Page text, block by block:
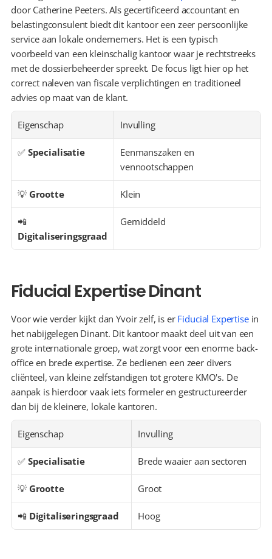
door Catherine Peeters. Als gecertificeerd accountant en
belastingconsulent biedt dit kantoor een zeer persoonlijke
service aan lokale ondernemers. Het is een typisch
voorbeeld van een kleinschalig kantoor waar je rechtstreeks
met de dossierbeheerder spreekt. De focus ligt hier op het
correct naleven van fiscale verplichtingen en traditioneel
advies op maat van de klant.
Eigenschap Invulling
✅ Specialisatie
Eenmanszaken en
vennootschappen
💡 Grootte Klein
Digitaliseringsgraad
Gemiddeld
Fiducial Expertise Dinant
Voor wie verder kijkt dan Yvoir zelf, is er Fiducial Expertise in
het nabijgelegen Dinant. Dit kantoor maakt deel uit van een
grote internationale groep, wat zorgt voor een enorme back-
office en brede expertise. Ze bedienen een zeer divers
cliënteel, van kleine zelfstandigen tot grotere KMO's. De
aanpak is hierdoor vaak iets formeler en gestructureerder
dan bij de kleinere, lokale kantoren.
Eigenschap Invulling
✅ Specialisatie Brede waaier aan sectoren
💡 Grootte Groot
📲 Digitaliseringsgraad Hoog